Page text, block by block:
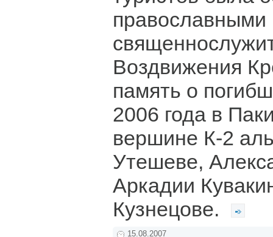
православными
Воздвижения
память о
2006 года в
вершине К-2
Утешеве,
Аркадии
Кузнецове.
15.08.2007